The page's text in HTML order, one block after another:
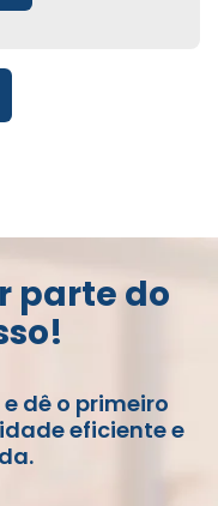
parte do
dê o primeiro
eficiente e